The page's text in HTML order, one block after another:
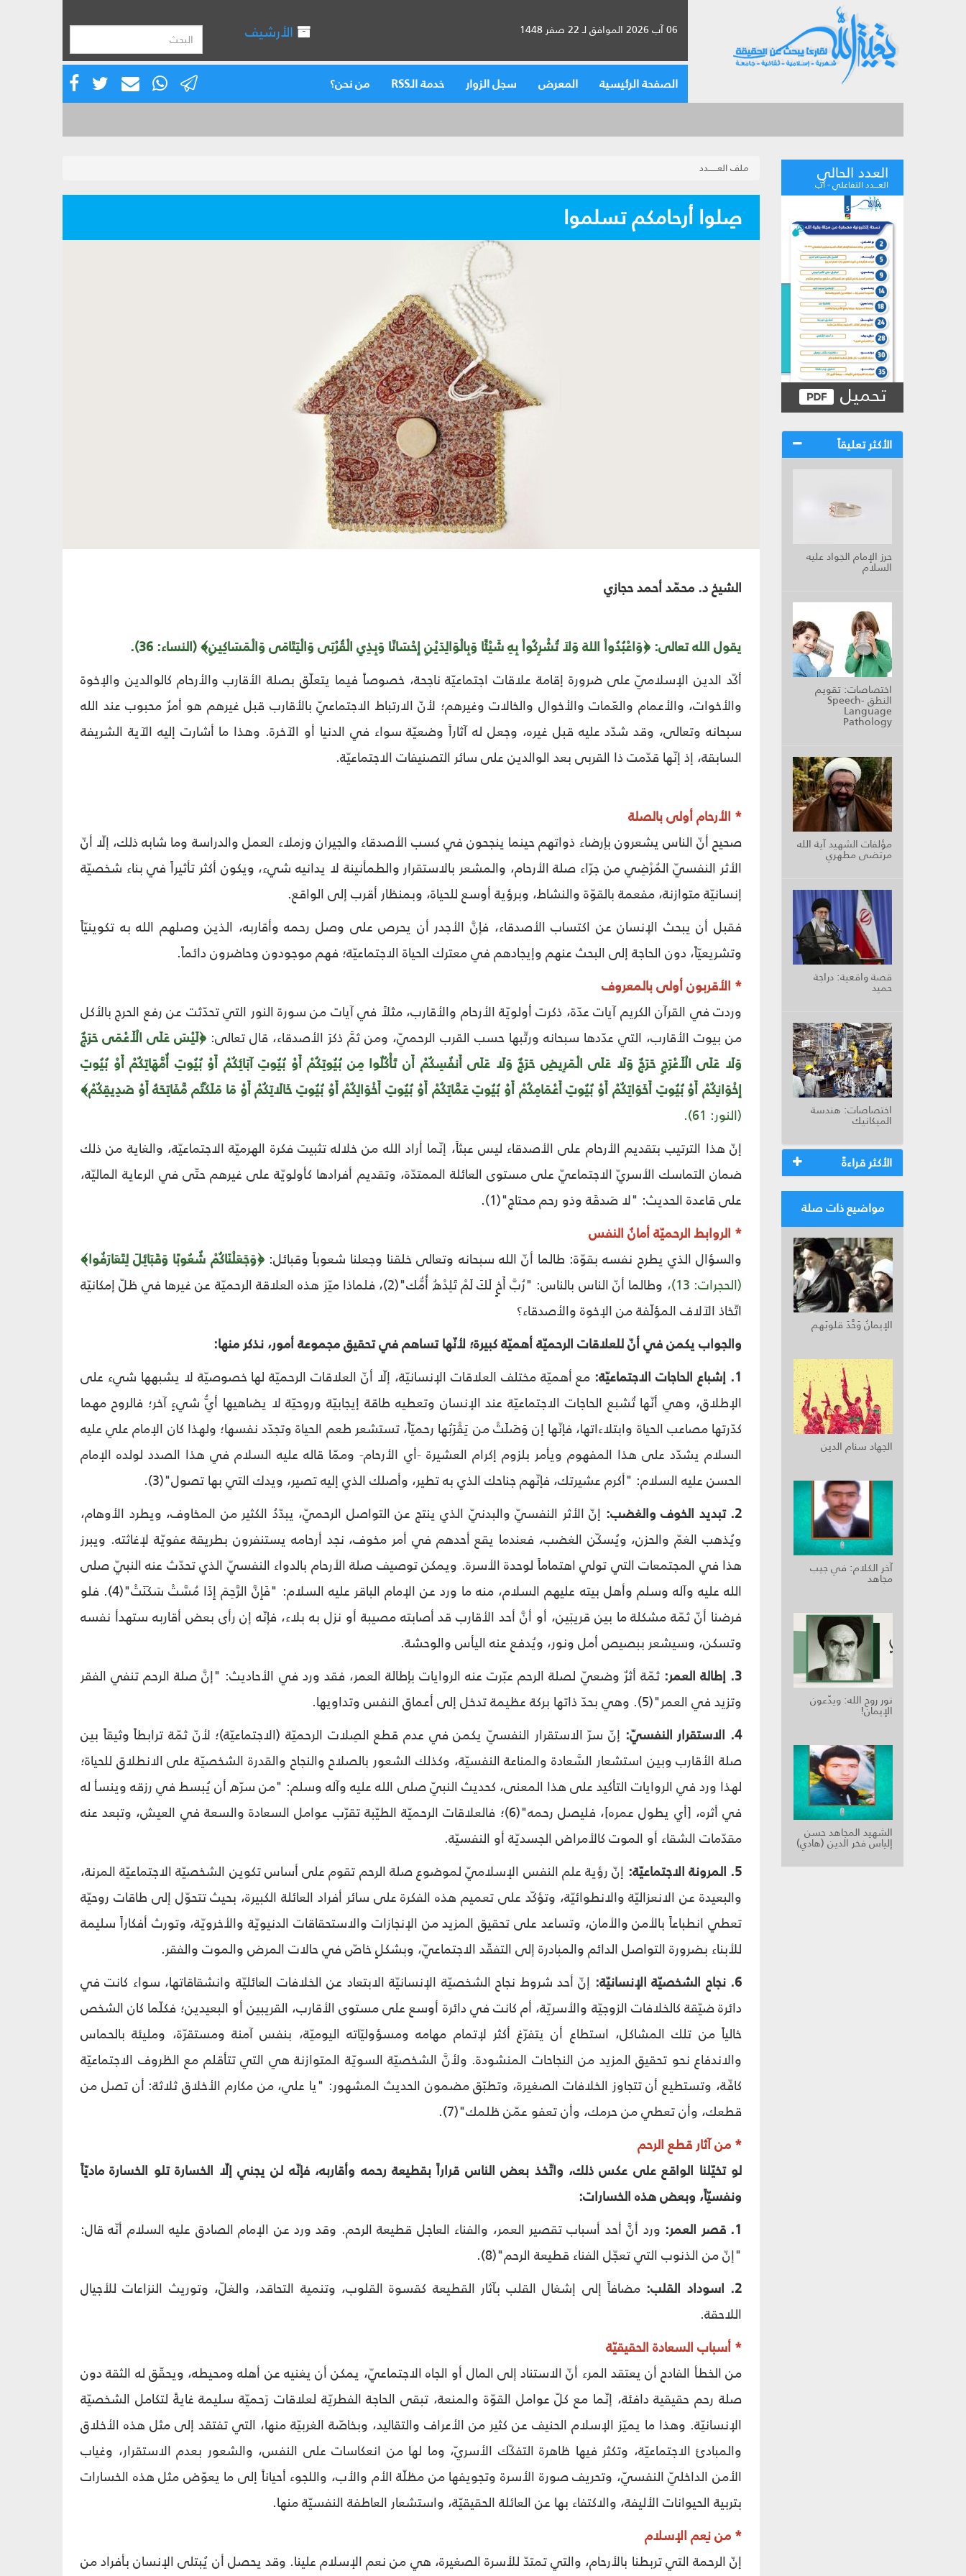
06 آب 2026 الموافق لـ 22 صفر 1448 الأرشيف
الصفحة الرئيسية المعرض سجل الزوار خدمة الـRSS من نحن؟
العدد الحالي
العـــدد التفاعلي - آب
تحميل
الأكثر تعليقاً
حرز الإمام الجواد عليه
السلام
اختصاصات: تقويم
النطق Speech-
Language
Pathology
مؤلفات الشهيد آية الله
مرتضى مطهري
قصة واقعية: دراجة
حميد
اختصاصات: هندسة
الميكانيك
الأكثر قراءةً
مواضيع ذات صلة
الإيمانُ وَحَّدَ قلوبَهم
الجهاد سنام الدين
آخر الكلام: في جيب
مجاهد
نور روح الله: ويدّعون
الإيمان!
الشهيد المجاهد حسن
إلياس فخر الدين (هادي)
ملف العــــــدد
صِلوا أرحامكم تسلموا
الشيخ د. محمّد أحمد حجازي
يقول الله تعالى: ﴿وَاعْبُدُواْ اللهَ وَلاَ تُشْرِكُواْ بِهِ شَيْئًا وَبِالْوَالِدَيْنِ إِحْسَانًا وَبِذِي الْقُرْبَى وَالْيَتَامَى وَالْمَسَاكِينِ﴾ (النساء: 36).
أكّد الدين الإسلاميّ على ضرورة إقامة علاقات اجتماعيّة ناجحة، خصوصاً فيما يتعلّق بصلة الأقارب والأرحام كالوالدين والإخوة
والأخوات، والأعمام والعّمات والأخوال والخالات وغيرهم؛ لأنّ الارتباط الاجتماعيّ بالأقارب قبل غيرهم هو أمرٌ محبوب عند الله
سبحانه وتعالى، وقد شدّد عليه قبل غيره، وجعل له آثاراً وضعيّة سواء في الدنيا أو الآخرة. وهذا ما أشارت إليه الآية الشريفة
السابقة، إذ إنّها قدّمت ذا القربى بعد الوالدين على سائر التصنيفات الاجتماعيّة.
* الأرحام أولى بالصلة
صحيح أنّ الناس يشعرون بإرضاء ذواتهم حينما ينجحون في كسب الأصدقاء والجيران وزملاء العمل والدراسة وما شابه ذلك، إلّا أنّ
الأثر النفسيّ المُرْضِي من جرّاء صلة الأرحام، والمشعر بالاستقرار والطمأنينة لا يدانيه شيء، ويكون أكثر تأثيراً في بناء شخصيّة
إنسانيّة متوازنة، مفعمة بالقوّة والنشاط، وبرؤية أوسع للحياة، وبمنظار أقرب إلى الواقع.
فقبل أن يبحث الإنسان عن اكتساب الأصدقاء، فإنَّ الأجدر أن يحرص على وصل رحمه وأقاربه، الذين وصلهم الله به تكوينيّاً
وتشريعيّاً، دون الحاجة إلى البحث عنهم وإيجادهم في معترك الحياة الاجتماعيّة؛ فهم موجودون وحاضرون دائماً.
* الأقربون أولى بالمعروف
وردت في القرآن الكريم آيات عدّة، ذكرت أولويّة الأرحام والأقارب، مثلاً في آيات من سورة النور التي تحدّثت عن رفع الحرج بالأكل
من بيوت الأقارب، التي عدّدها سبحانه ورتّبها حسب القرب الرحميّ، ومن ثمَّ ذكرَ الأصدقاء، قال تعالى:﴿لَيْسَ عَلَى الْأَعْمَى حَرَجٌ
وَلَا عَلَى الْأَعْرَجِ حَرَجٌ وَلَا عَلَى الْمَرِيضِ حَرَجٌ وَلَا عَلَى أَنفُسِكُمْ أَن تَأْكُلُوا مِن بُيُوتِكُمْ أَوْ بُيُوتِ آبَائِكُمْ أَوْ بُيُوتِ أُمَّهَاتِكُمْ أَوْ بُيُوتِ
إِخْوَانِكُمْ أَوْ بُيُوتِ أَخَوَاتِكُمْ أَوْ بُيُوتِ أَعْمَامِكُمْ أَوْ بُيُوتِ عَمَّاتِكُمْ أَوْ بُيُوتِ أَخْوَالِكُمْ أَوْ بُيُوتِ خَالَاتِكُمْ أَوْ مَا مَلَكْتُم مَّفَاتِحَهُ أَوْ صَدِيقِكُمْ﴾
(النور: 61).
إنّ هذا الترتيب بتقديم الأرحام على الأصدقاء ليس عبثاً، إنّما أراد الله من خلاله تثبيت فكرة الهرميّة الاجتماعيّة، والغاية من ذلك
ضمان التماسك الأسريّ الاجتماعيّ على مستوى العائلة الممتدّة، وتقديم أفرادها كأولويّة على غيرهم حتّى في الرعاية الماليّة،
على قاعدة الحديث: "لا صَدقَة وذو رحم محتاج"(1).
* الروابط الرحميّة أمانُ النفس
والسؤال الذي يطرح نفسه بقوّة: طالما أنّ الله سبحانه وتعالى خلقنا وجعلنا شعوباً وقبائل:﴿وَجَعَلْنَاكُمْ شُعُوبًا وَقَبَائِلَ لِتَعَارَفُوا﴾
(الحجرات: 13)،
وطالما أنّ الناس بالناس: "رُبَّ أَخٍ لَكَ لَمْ تَلِدْهُ أُمُّك"(2)، فلماذا ميّز هذه العلاقة الرحميّة عن غيرها في ظلّ إمكانيّة
اتّخاذ الآلاف المؤلّفة من الإخوة والأصدقاء؟
والجواب يكمن في أنّ للعلاقات الرحميّة أهميّة كبيرة؛ لأنّها تساهم في تحقيق مجموعة أمور، نذكر منها:
1. إشباع الحاجات الاجتماعيّة:
مع أهميّة مختلف العلاقات الإنسانيّة، إلّا أنّ العلاقات الرحميّة لها خصوصيّة لا يشبهها شيء على
الإطلاق، وهي أنّها تُشبع الحاجات الاجتماعيّة عند الإنسان وتعطيه طاقة إيجابيّة وروحيّة لا يضاهيها أيُّ شيءٍ آخر؛ فالروح مهما
كدّرتها مصاعب الحياة وابتلاءاتها، فإنّها إن وَصَلَتْ من يَقْرَبُها رحميّاً، تستشعر طعم الحياة وتجدّد نفسها؛ ولهذا كان الإمام علي عليه
السلام يشدّد على هذا المفهوم ويأمر بلزوم إكرام العشيرة -أي الأرحام- وممّا قاله عليه السلام في هذا الصدد لولده الإمام
الحسن عليه السلام: "أكرم عشيرتك، فإنّهم جناحك الذي به تطير، وأصلك الذي إليه تصير، ويدك التي بها تصول"(3).
2. تبديد الخوف والغضب:
إنّ الأثر النفسيّ والبدنيّ الذي ينتج عن التواصل الرحميّ، يبدّدُ الكثير من المخاوف، ويطرد الأوهام،
ويُذهب الغمّ والحزن، ويُسكّن الغضب، فعندما يقع أحدهم في أمر مخوف، نجد أرحامه يستنفرون بطريقة عفويّة لإغاثته. ويبرز
هذا في المجتمعات التي تولي اهتماماً لوحدة الأسرة. ويمكن توصيف صلة الأرحام بالدواء النفسيّ الذي تحدّث عنه النبيّ صلى
الله عليه وآله وسلم وأهل بيته عليهم السلام، منه ما ورد عن الإمام الباقر عليه السلام: "فَإِنَّ الرَّحِمَ إِذَا مُسَّتْ سَكَنَتْ"(4). فلو
فرضنا أنّ ثمّة مشكلة ما بين قريبَين، أو أنَّ أحد الأقارب قد أصابته مصيبة أو نزل به بلاء، فإنّه إن رأى بعض أقاربه ستهدأ نفسه
وتسكن، وسيشعر ببصيص أمل ونور، ويُدفع عنه اليأس والوحشة.
3. إطالة العمر:
ثمّة أثرٌ وضعيّ لصلة الرحم عبّرت عنه الروايات بإطالة العمر، فقد ورد في الأحاديث: "إنَّ صلة الرحم تنفي الفقر
وتزيد في العمر"(5). وهي بحدّ ذاتها بركة عظيمة تدخل إلى أعماق النفس وتداويها.
4. الاستقرار النفسيّ:
إنّ سرّ الاستقرار النفسيّ يكمن في عدم قطع الصِلات الرحميّة (الاجتماعيّة)؛ لأنّ ثمّة ترابطاً وثيقاً بين
صلة الأقارب وبين استشعار السَّعادة والمناعة النفسيّة، وكذلك الشعور بالصلاح والنجاح والقدرة الشخصيّة على الانطلاق للحياة؛
لهذا ورد في الروايات التأكيد على هذا المعنى، كحديث النبيّ صلى الله عليه وآله وسلم: "من سرّه أن يُبسط في رزقه وينسأ له
في أثره، [أي يطول عمره]، فليصل رحمه"(6)؛ فالعلاقات الرحميّة الطيّبة تقرّب عوامل السعادة والسعة في العيش، وتبعد عنه
مقدّمات الشقاء أو الموت كالأمراض الجسديّة أو النفسيّة.
5. المرونة الاجتماعيّة:
إنّ رؤية علم النفس الإسلاميّ لموضوع صلة الرحم تقوم على أساس تكوين الشخصيّة الاجتماعيّة المرنة،
والبعيدة عن الانعزاليّة والانطوائيّة، وتؤكّد على تعميم هذه الفكرة على سائر أفراد العائلة الكبيرة، بحيث تتحوّل إلى طاقات روحيّة
تعطي انطباعاً بالأمن والأمان، وتساعد على تحقيق المزيد من الإنجازات والاستحقاقات الدنيويّة والأخرويّة، وتورث أفكاراً سليمة
للأبناء بضرورة التواصل الدائم والمبادرة إلى التفقّد الاجتماعيّ، وبشكلٍ خاصّ في حالات المرض والموت والفقر.
6. نجاح الشخصيّة الإنسانيّة:
إنّ أحد شروط نجاح الشخصيّة الإنسانيّة الابتعاد عن الخلافات العائليّة وانشقاقاتها، سواء كانت في
دائرة ضيّقة كالخلافات الزوجيّة والأسريّة، أم كانت في دائرة أوسع على مستوى الأقارب، القريبين أو البعيدين؛ فكلّما كان الشخص
خالياً من تلك المشاكل، استطاع أن يتفرّغ أكثر لإتمام مهامه ومسؤوليّاته اليوميّة، بنفس آمنة ومستقرّة، ومليئة بالحماس
والاندفاع نحو تحقيق المزيد من النجاحات المنشودة. ولأنَّ الشخصيّة السويّة المتوازنة هي التي تتأقلم مع الظروف الاجتماعيّة
كافّة، وتستطيع أن تتجاوز الخلافات الصغيرة، وتطبّق مضمون الحديث المشهور: "يا علي، من مكارم الأخلاق ثلاثة: أن تصل من
قطعك، وأن تعطي من حرمك، وأن تعفو عمّن ظلمك"(7).
* من آثار قطع الرحم
لو تخيّلنا الواقع على عكس ذلك، واتّخذ بعض الناس قراراً بقطيعة رحمه وأقاربه، فإنّه لن يجني إلّا الخسارة تلو الخسارة ماديّاً
ونفسيّاً، وبعض هذه الخسارات:
1. قصر العمر:
ورد أنَّ أحد أسباب تقصير العمر، والفناء العاجل قطيعة الرحم. وقد ورد عن الإمام الصادق عليه السلام أنّه قال:
"إنّ من الذنوب التي تعجّل الفناء قطيعة الرحم"(8).
2. اسوداد القلب:
مضافاً إلى إشغال القلب بآثار القطيعة كقسوة القلوب، وتنمية التحاقد، والغلّ، وتوريث النزاعات للأجيال
اللاحقة.
* أسباب السعادة الحقيقيّة
من الخطأ الفادح أن يعتقد المرء أنّ الاستناد إلى المال أو الجاه الاجتماعيّ، يمكن أن يغنيه عن أهله ومحيطه، ويحقّق له الثقة دون
صلة رحم حقيقية دافئة، إنّما مع كلّ عوامل القوّة والمنعة، تبقى الحاجة الفطريّة لعلاقات رَحميّة سليمة غايةً لتكامل الشخصيّة
الإنسانيّة. وهذا ما يميّز الإسلام الحنيف عن كثير من الأعراف والتقاليد، وبخاصّة الغربيّة منها، التي تفتقد إلى مثل هذه الأخلاق
والمبادئ الاجتماعيّة، وتكثر فيها ظاهرة التفكّك الأسريّ، وما لها من انعكاسات على النفس، والشعور بعدم الاستقرار، وغياب
الأمن الداخليّ النفسيّ، وتحريف صورة الأسرة وتجويفها من مظلّة الأم والأب، واللجوء أحياناً إلى ما يعوّض مثل هذه الخسارات
بتربية الحيوانات الأليفة، والاكتفاء بها عن العائلة الحقيقيّة، واستشعار العاطفة النفسيّة منها.
* من نِعم الإسلام
إنّ الرحمة التي تربطنا بالأرحام، والتي تمتدّ للأسرة الصغيرة، هي من نعم الإسلام علينا. وقد يحصل أن يُبتلى الإنسان بأفراد من